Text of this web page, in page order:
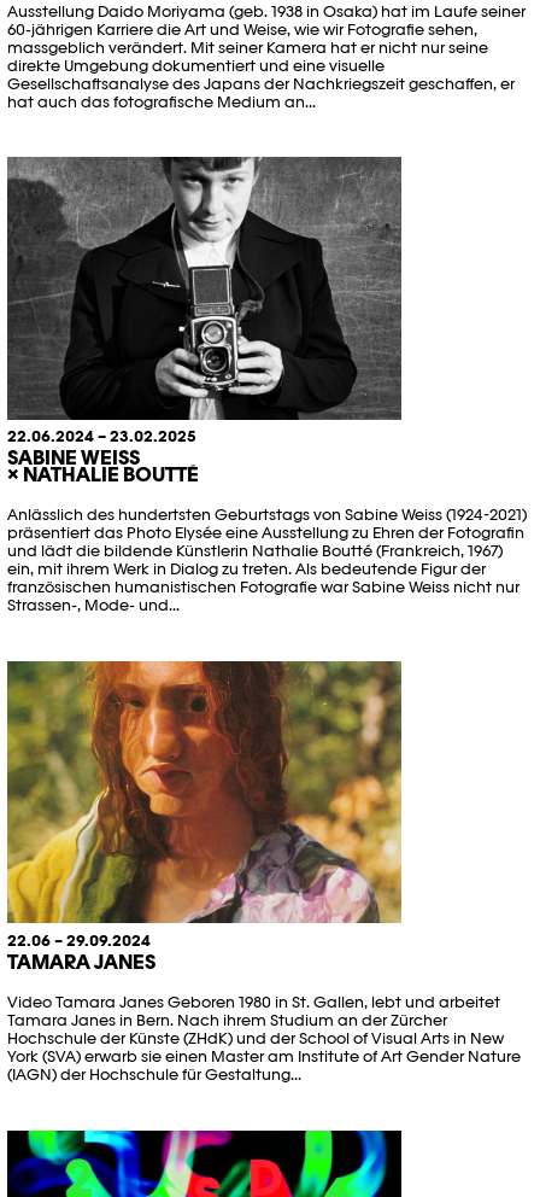
Ausstellung Daido Moriyama (geb. 1938 in Osaka) hat im Laufe seiner
60-jährigen Karriere die Art und Weise, wie wir Fotografie sehen,
massgeblich verändert. Mit seiner Kamera hat er nicht nur seine
direkte Umgebung dokumentiert und eine visuelle
Gesellschaftsanalyse des Japans der Nachkriegszeit geschaffen, er
hat auch das fotografische Medium an...
22.06.2024 – 23.02.2025
SABINE WEISS
× NATHALIE BOUTTÉ
Anlässlich des hundertsten Geburtstags von Sabine Weiss (1924-2021)
präsentiert das Photo Elysée eine Ausstellung zu Ehren der Fotografin
und lädt die bildende Künstlerin Nathalie Boutté (Frankreich, 1967)
ein, mit ihrem Werk in Dialog zu treten. Als bedeutende Figur der
französischen humanistischen Fotografie war Sabine Weiss nicht nur
Strassen-, Mode- und...
22.06 – 29.09.2024
TAMARA JANES
Video Tamara Janes Geboren 1980 in St. Gallen, lebt und arbeitet
Tamara Janes in Bern. Nach ihrem Studium an der Zürcher
Hochschule der Künste (ZHdK) und der School of Visual Arts in New
York (SVA) erwarb sie einen Master am Institute of Art Gender Nature
(IAGN) der Hochschule für Gestaltung...